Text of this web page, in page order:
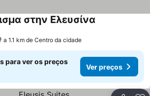
στην Ελευσίνα
a 1.1 km de Centro da cidade
para ver os preços
Ver preços